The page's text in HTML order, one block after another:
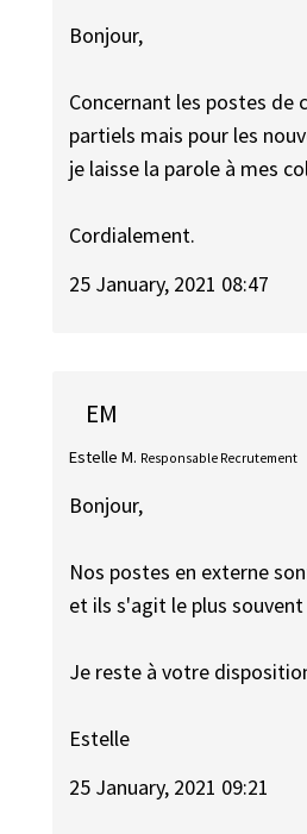
Bonjour,
Concernant les postes de
partiels mais pour les
je laisse la parole à mes
Cordialement.
25 January, 2021 08:47
EM
Estelle M. Responsable Recrutement
Bonjour,
Nos postes en externe
et ils s'agit le plus
Je reste à votre
Estelle
25 January, 2021 09:21